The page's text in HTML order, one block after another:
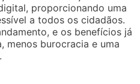
proporcionando uma
a todos os cidadãos.
e os benefícios já
menos burocracia e uma